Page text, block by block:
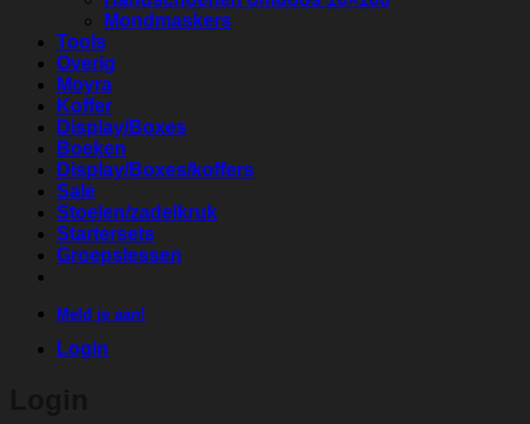
Mondmaskers
Tools
Overig
Moyra
Koffer
Display/Boxes
Boeken
Display/Boxes/koffers
Sale
Stoelen/zadelkruk
Startersets
Groepslessen
Meld je aan!
Login